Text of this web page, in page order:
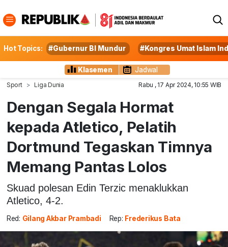
Hot Topics: #Gubernur BI Mundur #Kongres Umat Islam
Klasemen Jadwal
Sport Liga Dunia Rabu , 17 Apr 2024, 10:55 WIB
Dengan Segala Hormat
kepada Atletico, Pelatih
Dortmund Tegaskan Timnya
Memang Pantas Lolos
Skuad polesan Edin Terzic menaklukkan
Atletico, 4-2.
Red: Gilang Akbar Prambadi Rep: Frederikus Bata